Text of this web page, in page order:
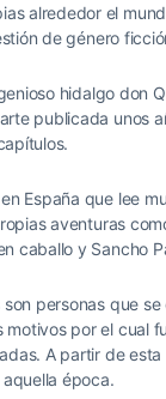
alrededor el
de género
hidalgo don
publicada unos
España que lee
aventuras
caballo y Sancho
personas que
por el cual
A partir de
época.